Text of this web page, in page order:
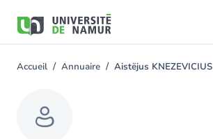
contenu
You
Accueil Annuaire Aistëjus KNEZEVICIUS